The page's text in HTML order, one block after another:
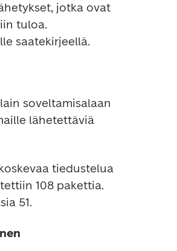
jotka ovat
tuloa.
saatekirjeellä.
soveltamisalaan
lähetettäviä
tiedustelua
108 pakettia.
51.